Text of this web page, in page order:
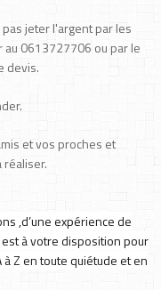
jeter l'argent par les
0613727706 ou par le
devis.
et vos proches et
réaliser.
,d’une expérience de
à votre disposition pour
Z en toute quiétude et en